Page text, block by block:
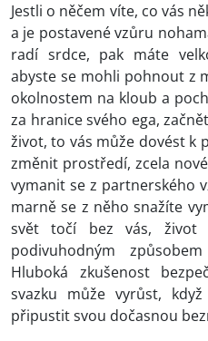
Jestli o něčem víte, co vás
a je postavené vzůru
radí srdce, pak máte
abyste se mohli pohnout z
okolnostem na kloub a
za hranice svého ega,
život, to vás může dovést k
změnit prostředí, zcela
vymanit se z partnerského
marně se z něho snažíte
svět točí bez vás, život
podivuhodným
Hluboká zkušenost
svazku může vyrůst,
připustit svou dočasnou